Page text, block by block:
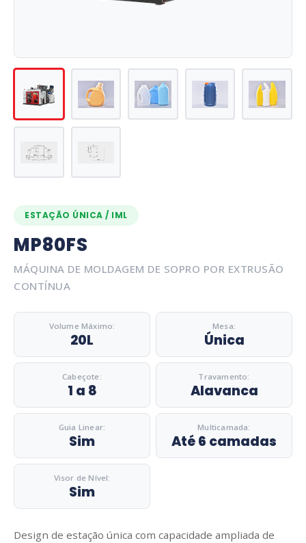
ESTAÇÃO ÚNICA / IML
MP80FS
MÁQUINA DE MOLDAGEM DE SOPRO POR EXTRUSÃO
CONTÍNUA
Volume Máximo:
20L
Mesa:
Única
Cabeçote:
1 a 8
Travamento:
Alavanca
Guia Linear:
Sim
Multicamada:
Até 6 camadas
Visor de Nível:
Sim
Design de estação única com capacidade ampliada de